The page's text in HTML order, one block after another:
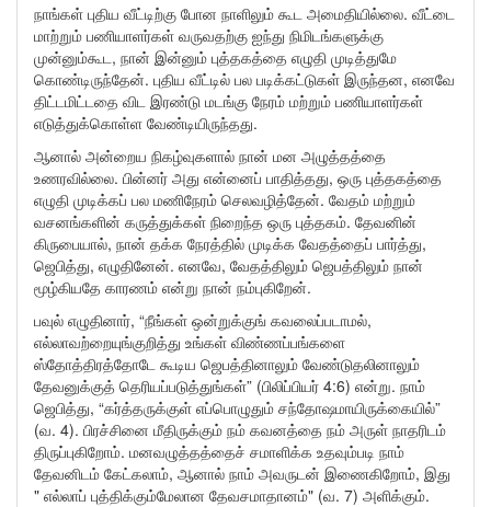
நாங்கள் புதிய வீட்டிற்கு போன நாளிலும் கூட அமைதியில்லை. வீட்டை
மாற்றும் பணியாளர்கள் வருவதற்கு ஐந்து நிமிடங்களுக்கு
முன்னும்கூட, நான் இன்னும் புத்தகத்தை எழுதி முடித்துமே
கொண்டிருந்தேன். புதிய வீட்டில் பல படிக்கட்டுகள் இருந்தன, எனவே
திட்டமிட்டதை விட இரண்டு மடங்கு நேரம் மற்றும் பணியாளர்கள்
எடுத்துக்கொள்ள வேண்டியிருந்தது.
ஆனால் அன்றைய நிகழ்வுகளால் நான் மன அழுத்தத்தை
உணரவில்லை. பின்னர் அது என்னைப் பாதித்தது, ஒரு புத்தகத்தை
எழுதி முடிக்கப் பல மணிநேரம் செலவழித்தேன். வேதம் மற்றும்
வசனங்களின் கருத்துக்கள் நிறைந்த ஒரு புத்தகம். தேவனின்
கிருபையால், நான் தக்க நேரத்தில் முடிக்க வேதத்தைப் பார்த்து,
ஜெபித்து, எழுதினேன். எனவே, வேதத்திலும் ஜெபத்திலும் நான்
மூழ்கியதே காரணம் என்று நான் நம்புகிறேன்.
பவுல் எழுதினார், “நீங்கள் ஒன்றுக்குங் கவலைப்படாமல்,
எல்லாவற்றையுங்குறித்து உங்கள் விண்ணப்பங்களை
ஸ்தோத்திரத்தோடே கூடிய ஜெபத்தினாலும் வேண்டுதலினாலும்
தேவனுக்குத் தெரியப்படுத்துங்கள்” (பிலிப்பியர் 4:6) என்று. நாம்
ஜெபித்து, “கர்த்தருக்குள் எப்பொழுதும் சந்தோஷமாயிருக்கையில்”
(வ. 4). பிரச்சினை மீதிருக்கும் நம் கவனத்தை நம் அருள் நாதரிடம்
திருப்புகிறோம். மனவழுத்தத்தைச் சமாளிக்க உதவும்படி நாம்
தேவனிடம் கேட்கலாம், ஆனால் நாம் அவருடன் இணைகிறோம், இது
" எல்லாப் புத்திக்கும்மேலான தேவசமாதானம்" (வ. 7) அளிக்கும்.